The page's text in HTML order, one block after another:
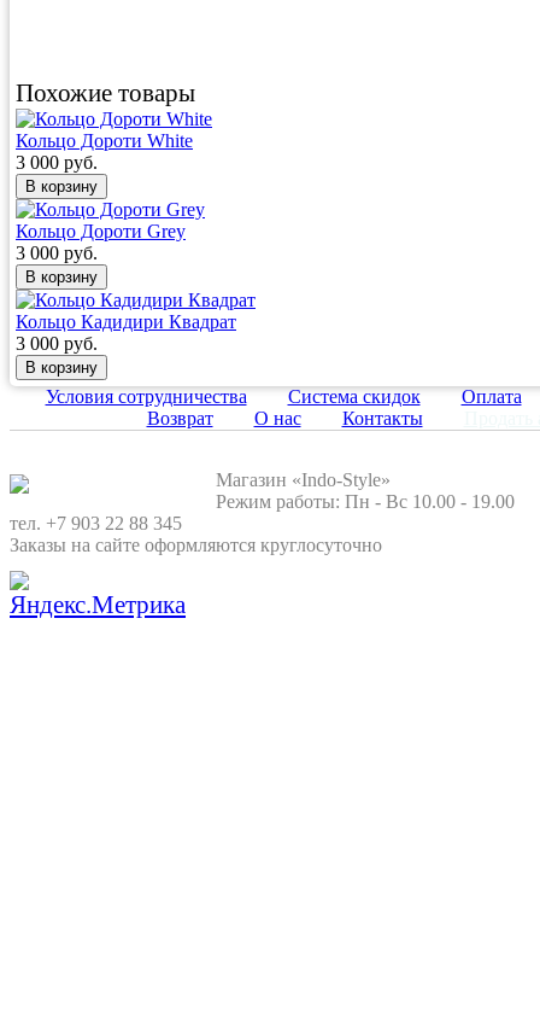
Похожие товары
Кольцо Дороти White
3 000 руб.
Кольцо Дороти Grey
3 000 руб.
Кольцо Кадидири Квадрат
3 000 руб.
Условия сотрудничества Система скидок
Оплата
Возврат
О нас Контакты
Магазин «Indo-Style»
Режим работы: Пн - Вс 10.00 - 19.00
тел. +7 903 22 88 345
Заказы на сайте оформляются круглосуточно